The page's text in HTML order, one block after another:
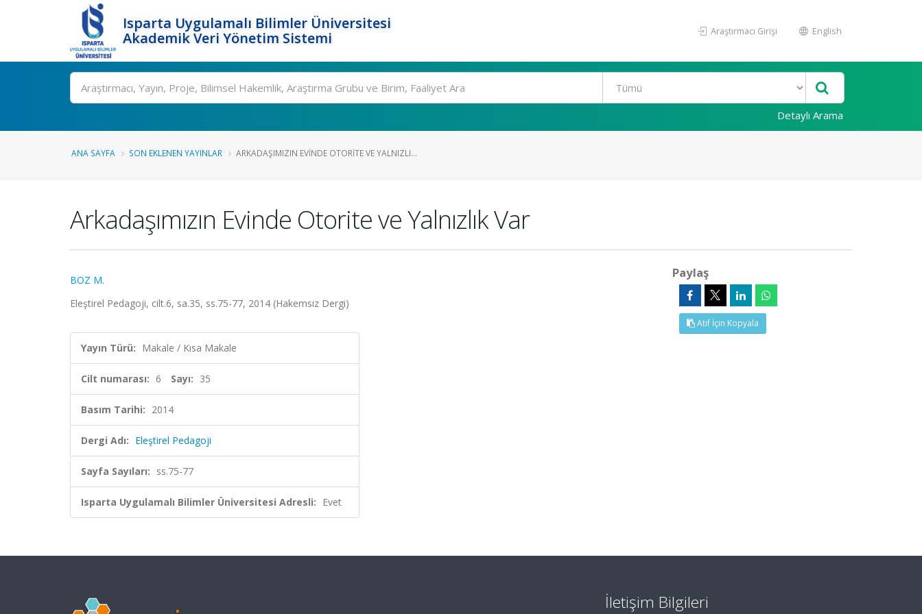
Isparta Uygulamalı Bilimler Üniversitesi
Akademik Veri Yönetim Sistemi
Araştırmacı Girişi English
Ara
Detaylı Arama
ANA SAYFA SON EKLENEN YAYINLAR ARKADAŞIMIZIN EVINDE OTORITE VE YALNIZLI...
Arkadaşımızın Evinde Otorite ve Yalnızlık Var
BOZ M.
Eleştirel Pedagoji, cilt.6, sa.35, ss.75-77, 2014 (Hakemsiz Dergi)
Yayın Türü: Makale / Kısa Makale
Cilt numarası: 6 Sayı: 35
Basım Tarihi: 2014
Dergi Adı: Eleştirel Pedagoji
Sayfa Sayıları: ss.75-77
Isparta Uygulamalı Bilimler Üniversitesi Adresli: Evet
Paylaş
Atıf İçin Kopyala
İletişim Bilgileri